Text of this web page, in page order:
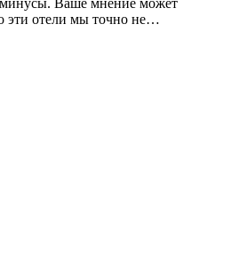
эти отели мы точно не…